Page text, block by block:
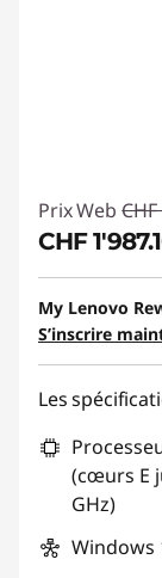
Prix Web
CHF
Bons de
Code de
My Lenovo
S’inscrire
Les
(cœurs E
GHz)
Windows